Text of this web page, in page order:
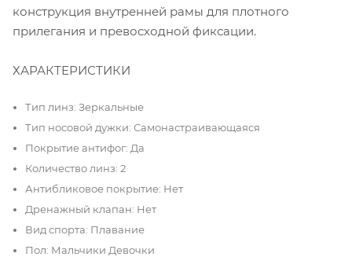
конструкция внутренней рамы для плотного
прилегания и превосходной фиксации.
ХАРАКТЕРИСТИКИ
Тип линз: Зеркальные
Тип носовой дужки: Самонастраивающаяся
Покрытие антифог: Да
Количество линз: 2
Антибликовое покрытие: Нет
Дренажный клапан: Нет
Вид спорта: Плавание
Пол: Мальчики Девочки